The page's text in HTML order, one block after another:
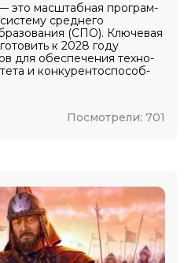
это масштабная про­грам­
среднего
(СПО). Клю­че­вая
к 2028 году
для обеспечения тех­но­
и кон­ку­рен­то­спо­соб­
Посмотрели: 701